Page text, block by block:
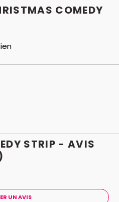
Khojandi,
Vérino, Greg
Dédo, Paul Séré,
Emmanuel Barré,
Quiroga Dans
COMEDY
STRIP - AVIS
UN AVIS